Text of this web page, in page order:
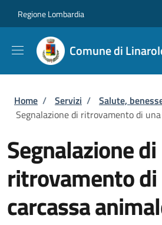
Regione Lombardia
Comune di
Briciole di pane
Home / Servizi / Salute,
Segnalazione di ritrovamento di
Segnalazione di
ritrovamento
carcassa